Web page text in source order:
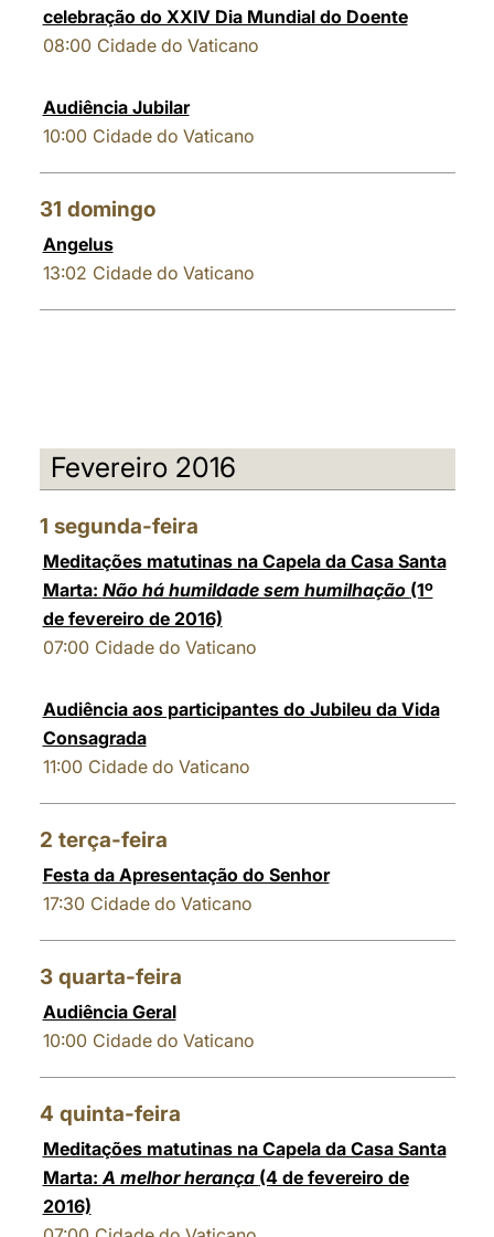
celebração do XXIV Dia Mundial do Doente
08:00 Cidade do Vaticano
Audiência Jubilar
10:00 Cidade do Vaticano
31 domingo
Angelus
13:02 Cidade do Vaticano
Fevereiro 2016
1 segunda-feira
Meditações matutinas na Capela da Casa Santa
Marta: Não há humildade sem humilhação (1º
de fevereiro de 2016)
07:00 Cidade do Vaticano
Audiência aos participantes do Jubileu da Vida
Consagrada
11:00 Cidade do Vaticano
2 terça-feira
Festa da Apresentação do Senhor
17:30 Cidade do Vaticano
3 quarta-feira
Audiência Geral
10:00 Cidade do Vaticano
4 quinta-feira
Meditações matutinas na Capela da Casa Santa
Marta:A melhor herança (4 de fevereiro de
2016)